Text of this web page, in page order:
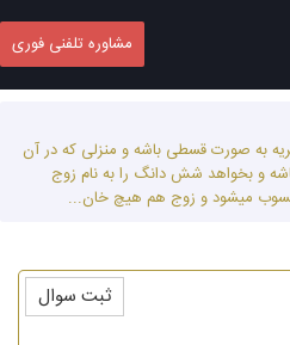
مشاوره تلفنی فوری
به صورت قسطی باشه و منزلی که در آن
و بخواهد شش دانگ را به نام زوج
میشود و زوج هم هیچ خان...
ثبت سوال